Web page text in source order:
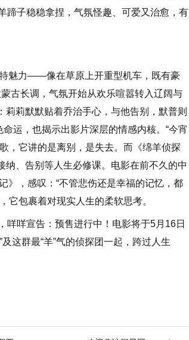
子稳稳拿捏，气氛怪趣、可爱又治愈，有
特魅力——像在草原上开重型机车，既有豪
古长调，气氛开始从欢乐喧嚣转入辽阔与
莉默默贴着乔治手心，与他告别，默普则
运，也揭示出影片深层的情感内核。“今宵
，它讲的是离别，是失去。而《绵羊侦探
、告别等人生必修课。电影在前不久的中
》，感叹：“不管悲伤还是幸福的记忆，都
它包裹着对现实人生的柔软思考。
咩咩宣告：预售进行中！电影将于5月16日
这群最“羊”气的侦探团一起，跨过人生